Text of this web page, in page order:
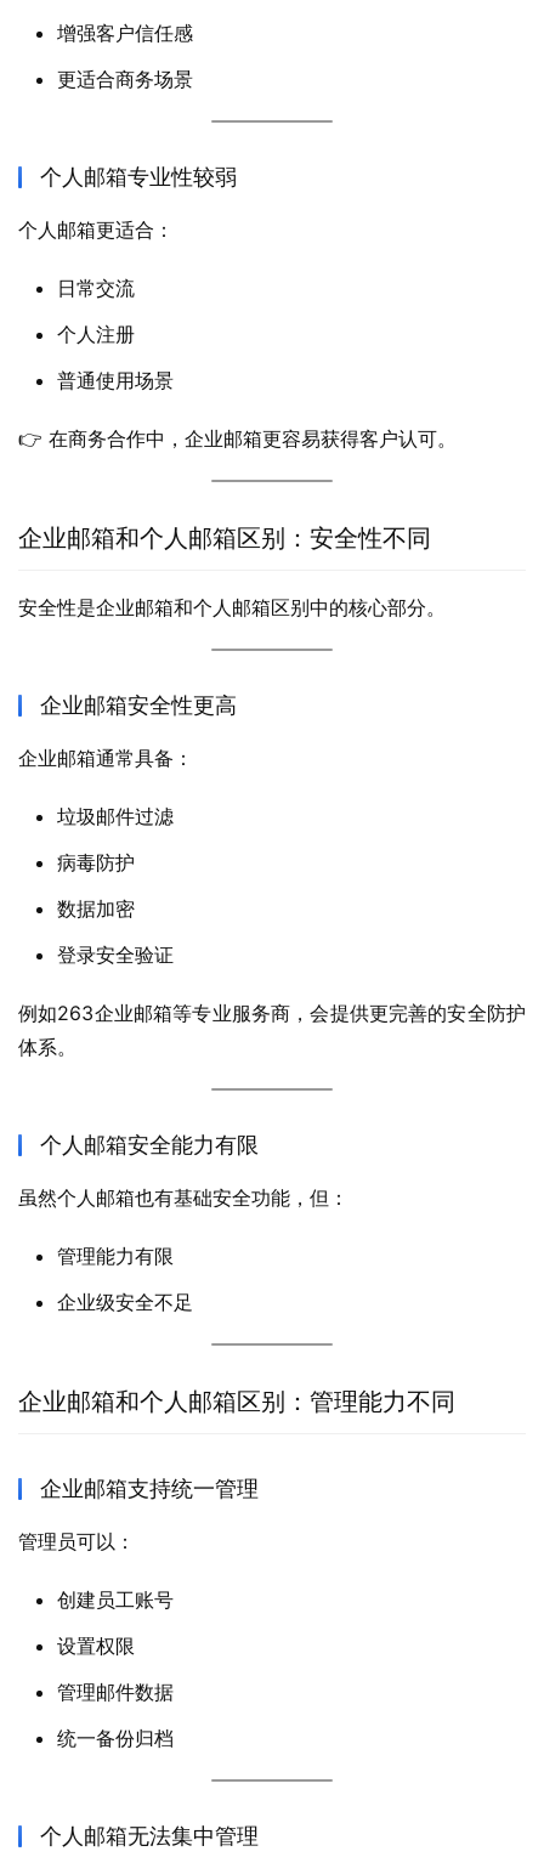
增强客户信任感
更适合商务场景
个人邮箱专业性较弱
个人邮箱更适合：
日常交流
个人注册
普通使用场景
👉 在商务合作中，企业邮箱更容易获得客户认可。
企业邮箱和个人邮箱区别：安全性不同
安全性是企业邮箱和个人邮箱区别中的核心部分。
企业邮箱安全性更高
企业邮箱通常具备：
垃圾邮件过滤
病毒防护
数据加密
登录安全验证
例如263企业邮箱等专业服务商，会提供更完善的安全防护
体系。
个人邮箱安全能力有限
虽然个人邮箱也有基础安全功能，但：
管理能力有限
企业级安全不足
企业邮箱和个人邮箱区别：管理能力不同
企业邮箱支持统一管理
管理员可以：
创建员工账号
设置权限
管理邮件数据
统一备份归档
个人邮箱无法集中管理